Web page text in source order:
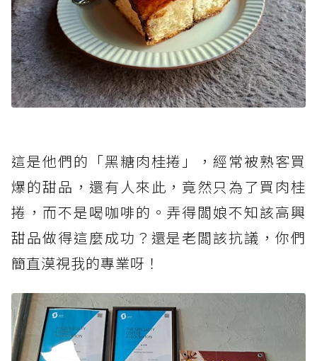
這是他們的「黑糖肉桂捲」，經常被熟客買
爆的甜品，還有人來此，竟然只為了買肉桂
捲，而不是喝咖啡的。弄得闆娘不知該高興
甜品做得這麼成功？還是老闆該抗議，你們
簡直漠視我的專業呀！